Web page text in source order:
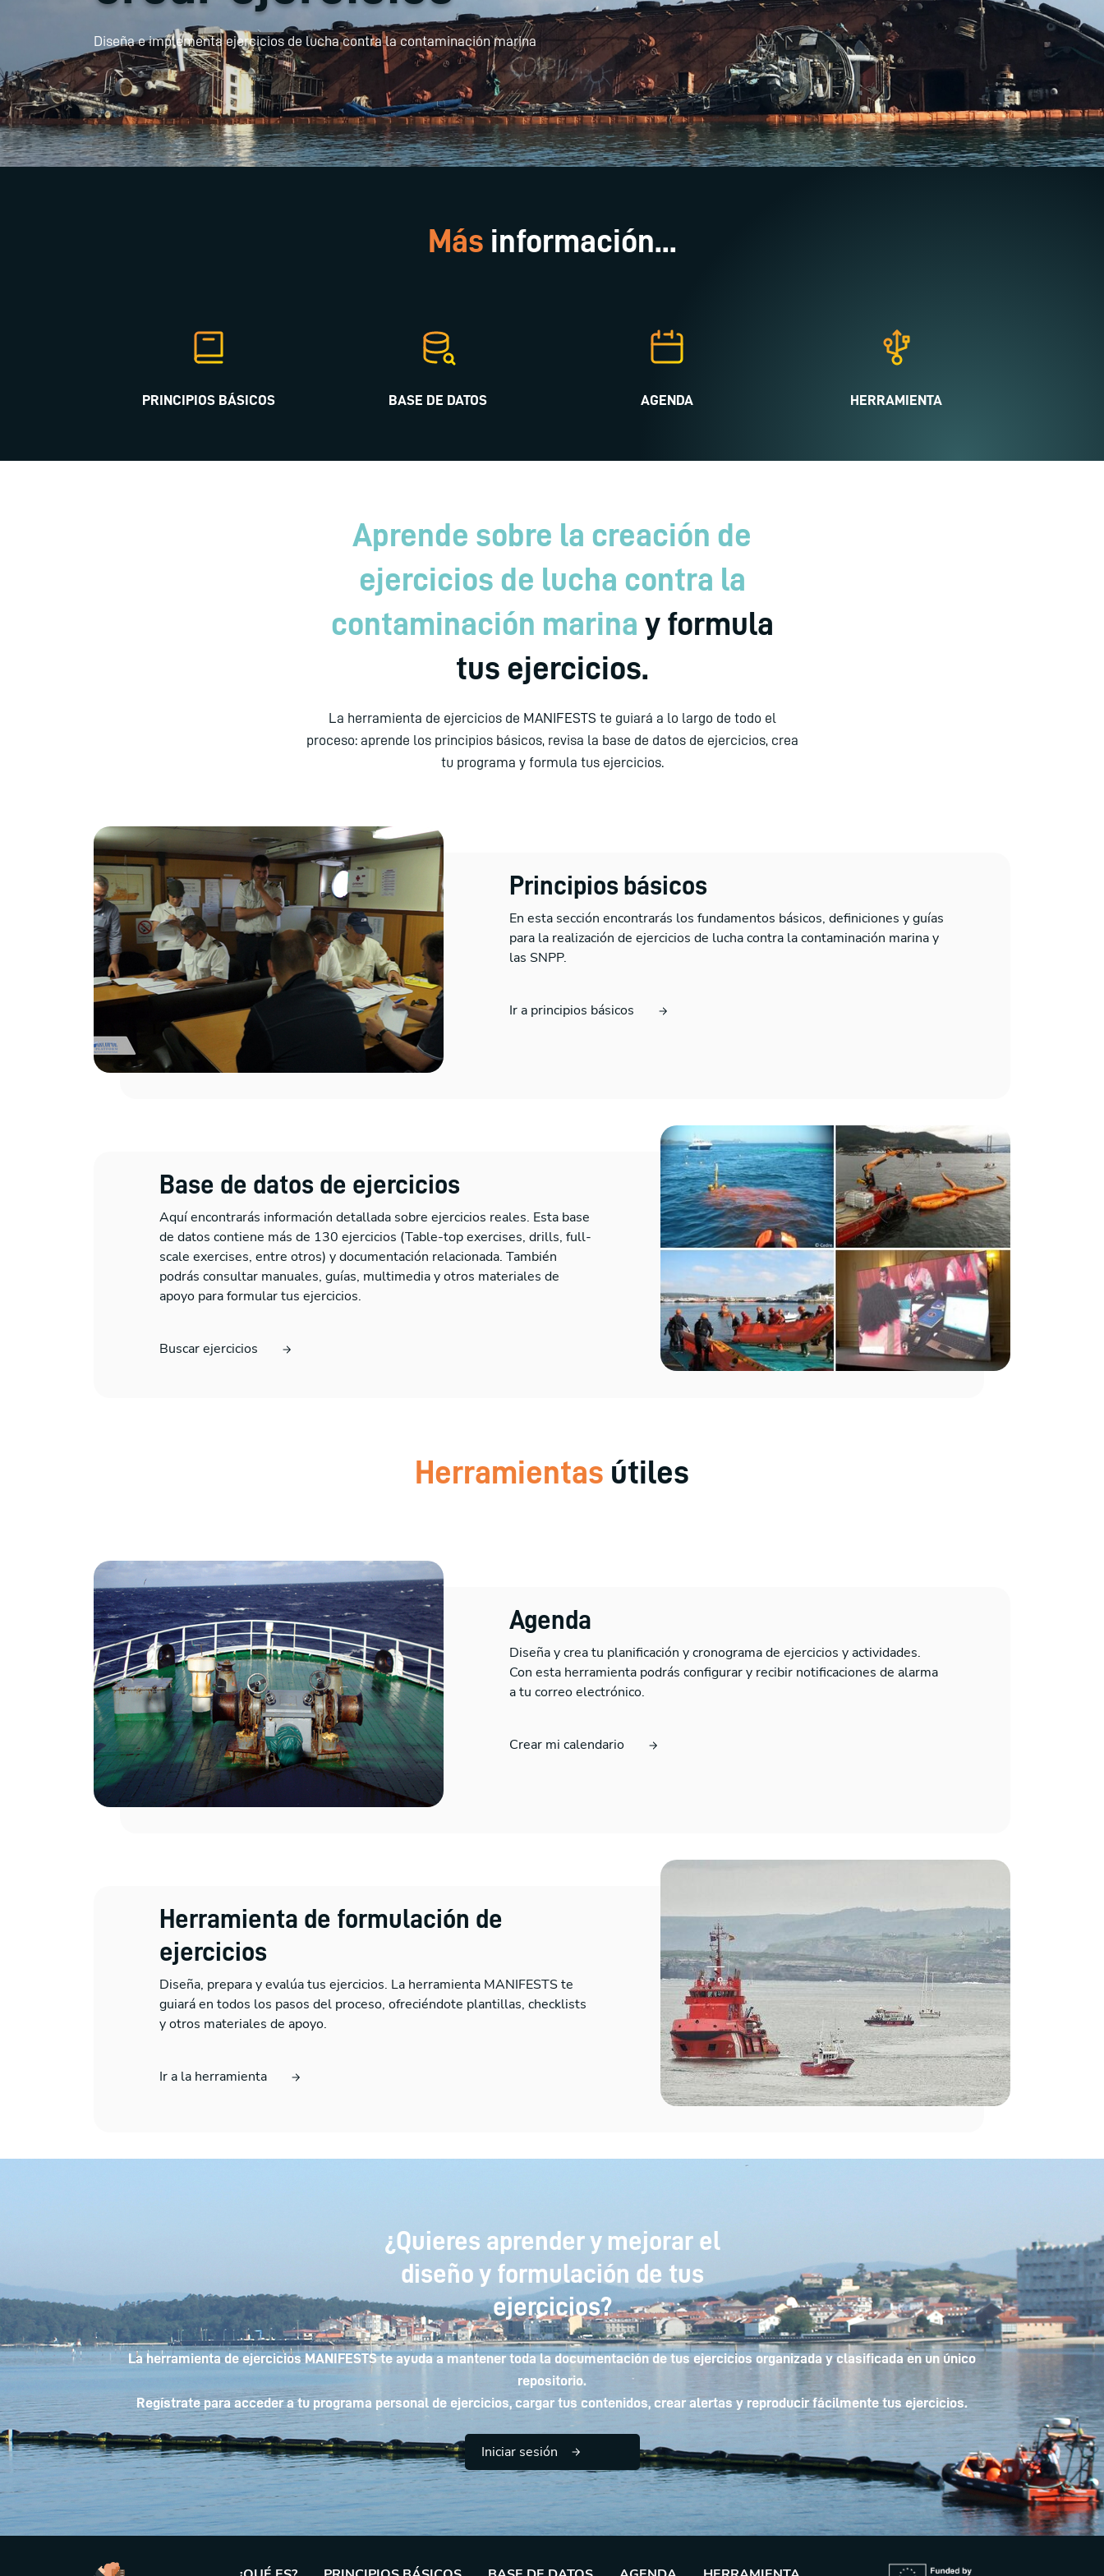
Diseña e implementa ejercicios de lucha contra la contaminación marina
Más información...
PRINCIPIOS BÁSICOS BASE DE DATOS AGENDA HERRAMIENTA
Aprende sobre la creación de
ejercicios de lucha contra la
contaminación marina y formula
tus ejercicios.
La herramienta de ejercicios de MANIFESTS te guiará a lo largo de todo el
proceso: aprende los principios básicos, revisa la base de datos de ejercicios, crea
tu programa y formula tus ejercicios.
Principios básicos
En esta sección encontrarás los fundamentos básicos, definiciones y guías
para la realización de ejercicios de lucha contra la contaminación marina y
las SNPP.
Ir a principios básicos
Base de datos de ejercicios
Aquí encontrarás información detallada sobre ejercicios reales. Esta base
de datos contiene más de 130 ejercicios (Table-top exercises, drills, full-
scale exercises, entre otros) y documentación relacionada. También
podrás consultar manuales, guías, multimedia y otros materiales de
apoyo para formular tus ejercicios.
Buscar ejercicios
Herramientas útiles
Agenda
Diseña y crea tu planificación y cronograma de ejercicios y actividades.
Con esta herramienta podrás configurar y recibir notificaciones de alarma
a tu correo electrónico.
Crear mi calendario
Herramienta de formulación de
ejercicios
Diseña, prepara y evalúa tus ejercicios. La herramienta MANIFESTS te
guiará en todos los pasos del proceso, ofreciéndote plantillas, checklists
y otros materiales de apoyo.
Ir a la herramienta
¿Quieres aprender y mejorar el
diseño y formulación de tus
ejercicios?
La herramienta de ejercicios MANIFESTS te ayuda a mantener toda la documentación de tus ejercicios organizada y clasificada en un único
repositorio.
Regístrate para acceder a tu programa personal de ejercicios, cargar tus contenidos, crear alertas y reproducir fácilmente tus ejercicios.
Iniciar sesión